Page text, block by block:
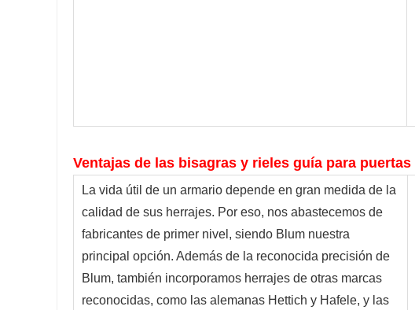
Ventajas de las bisagras y rieles guía para puertas
La vida útil de un armario depende en gran medida de la
calidad de sus herrajes. Por eso, nos abastecemos de
fabricantes de primer nivel, siendo Blum nuestra
principal opción. Además de la reconocida precisión de
Blum, también incorporamos herrajes de otras marcas
reconocidas, como las alemanas Hettich y Hafele, y las